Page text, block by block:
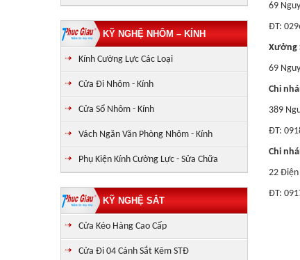
KỸ NGHỆ NHÔM – KÍNH
Kính Cường Lực Các Loại
Cửa Đi Nhôm - Kính
Cửa Sổ Nhôm - Kính
Vách Ngăn Văn Phòng Nhôm - Kính
Phụ Kiện Kính Cường Lực - Sửa Chữa
KỸ NGHỆ SẮT
Cửa Kéo Hàng Cao Cấp
Cửa Đi 04 Cánh Sắt Kẽm STĐ
69
ĐT:
Xưởng
69
Chi
389
ĐT:
Chi
22 Điện
ĐT: